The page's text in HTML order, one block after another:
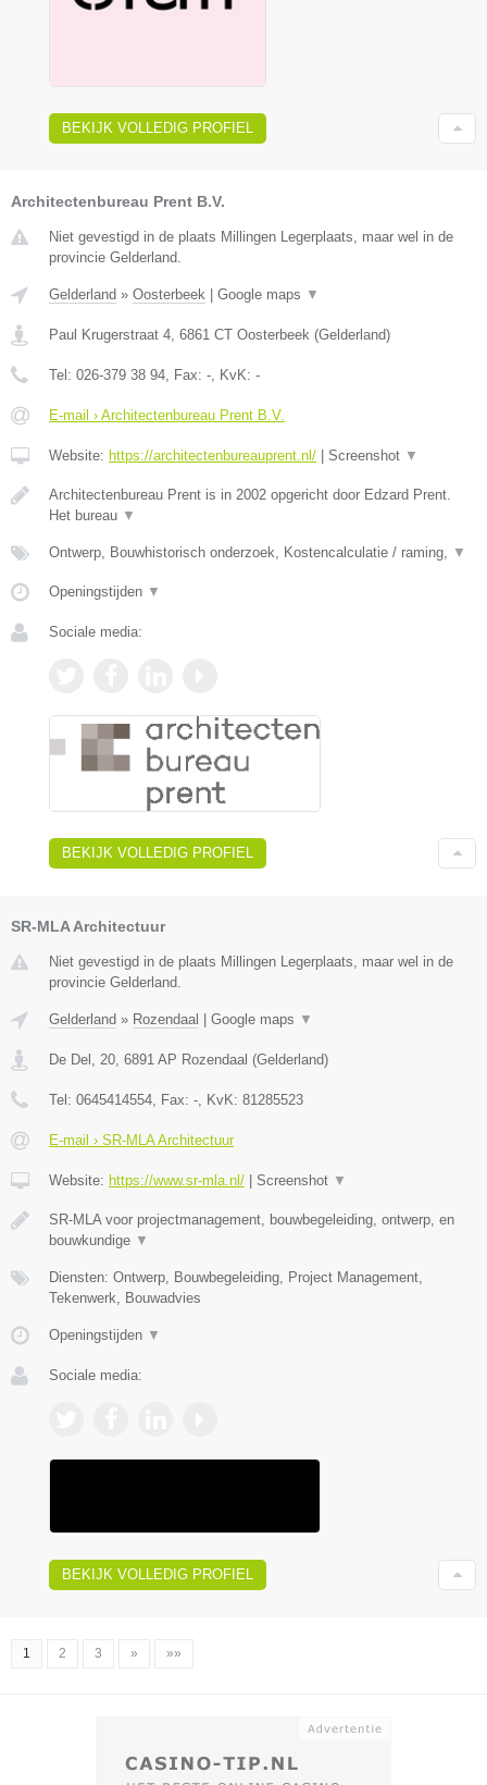
BEKIJK VOLLEDIG PROFIEL
Architectenbureau Prent B.V.
Niet gevestigd in de plaats Millingen Legerplaats, maar wel in de
provincie Gelderland.
Gelderland » Oosterbeek Google maps ▼
Paul Krugerstraat 4, 6861 CT Oosterbeek (Gelderland)
Tel: 026-379 38 94, Fax: -, KvK: -
E-mail › Architectenbureau Prent B.V.
Website: https://architectenbureauprent.nl/ Screenshot ▼
Architectenbureau Prent is in 2002 opgericht door Edzard Prent.
Het bureau ▼
Ontwerp, Bouwhistorisch onderzoek, Kostencalculatie / raming, ▼
Openingstijden ▼
Sociale media:
BEKIJK VOLLEDIG PROFIEL
SR-MLA Architectuur
Niet gevestigd in de plaats Millingen Legerplaats, maar wel in de
provincie Gelderland.
Gelderland » Rozendaal Google maps ▼
De Del, 20, 6891 AP Rozendaal (Gelderland)
Tel: 0645414554, Fax: -, KvK: 81285523
E-mail › SR-MLA Architectuur
Website: https://www.sr-mla.nl/ Screenshot ▼
SR-MLA voor projectmanagement, bouwbegeleiding, ontwerp, en
bouwkundige ▼
Diensten: Ontwerp, Bouwbegeleiding, Project Management,
Tekenwerk, Bouwadvies
Openingstijden ▼
Sociale media:
BEKIJK VOLLEDIG PROFIEL
1 2 3 » »»